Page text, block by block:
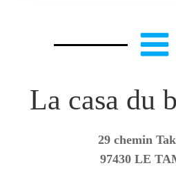
La casa du
29 chemin
97430 LE